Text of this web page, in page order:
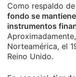
Como respaldo
fondo se
instrumentos
Norteamérica, el
Reino Unido.